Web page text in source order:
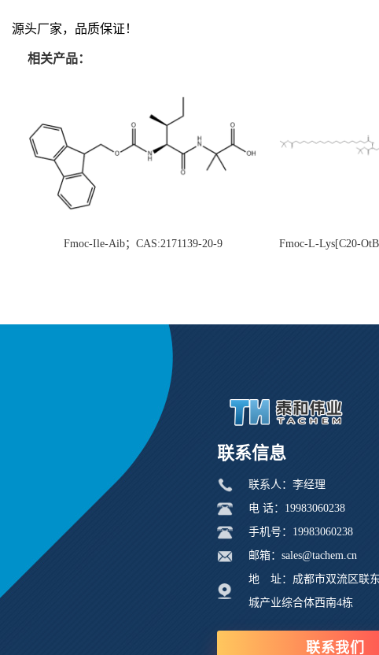
源头厂家，品质保证！
相关产品：
Fmoc-Ile-Aib；CAS:2171139-20-9
Fmoc-L-Lys[C20-
联系信息
联系人：李经理
电 话：19983060238
手机号：19983060238
邮箱：sales@tachem.cn
地 址：成都市双流区联
城产业综合体西南4栋
联系我们